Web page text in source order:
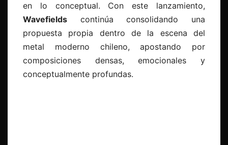
en lo conceptual. Con este lanzamiento,
Wavefields continúa consolidando una
propuesta propia dentro de la escena del
metal moderno chileno, apostando por
composiciones densas, emocionales y
conceptualmente profundas.